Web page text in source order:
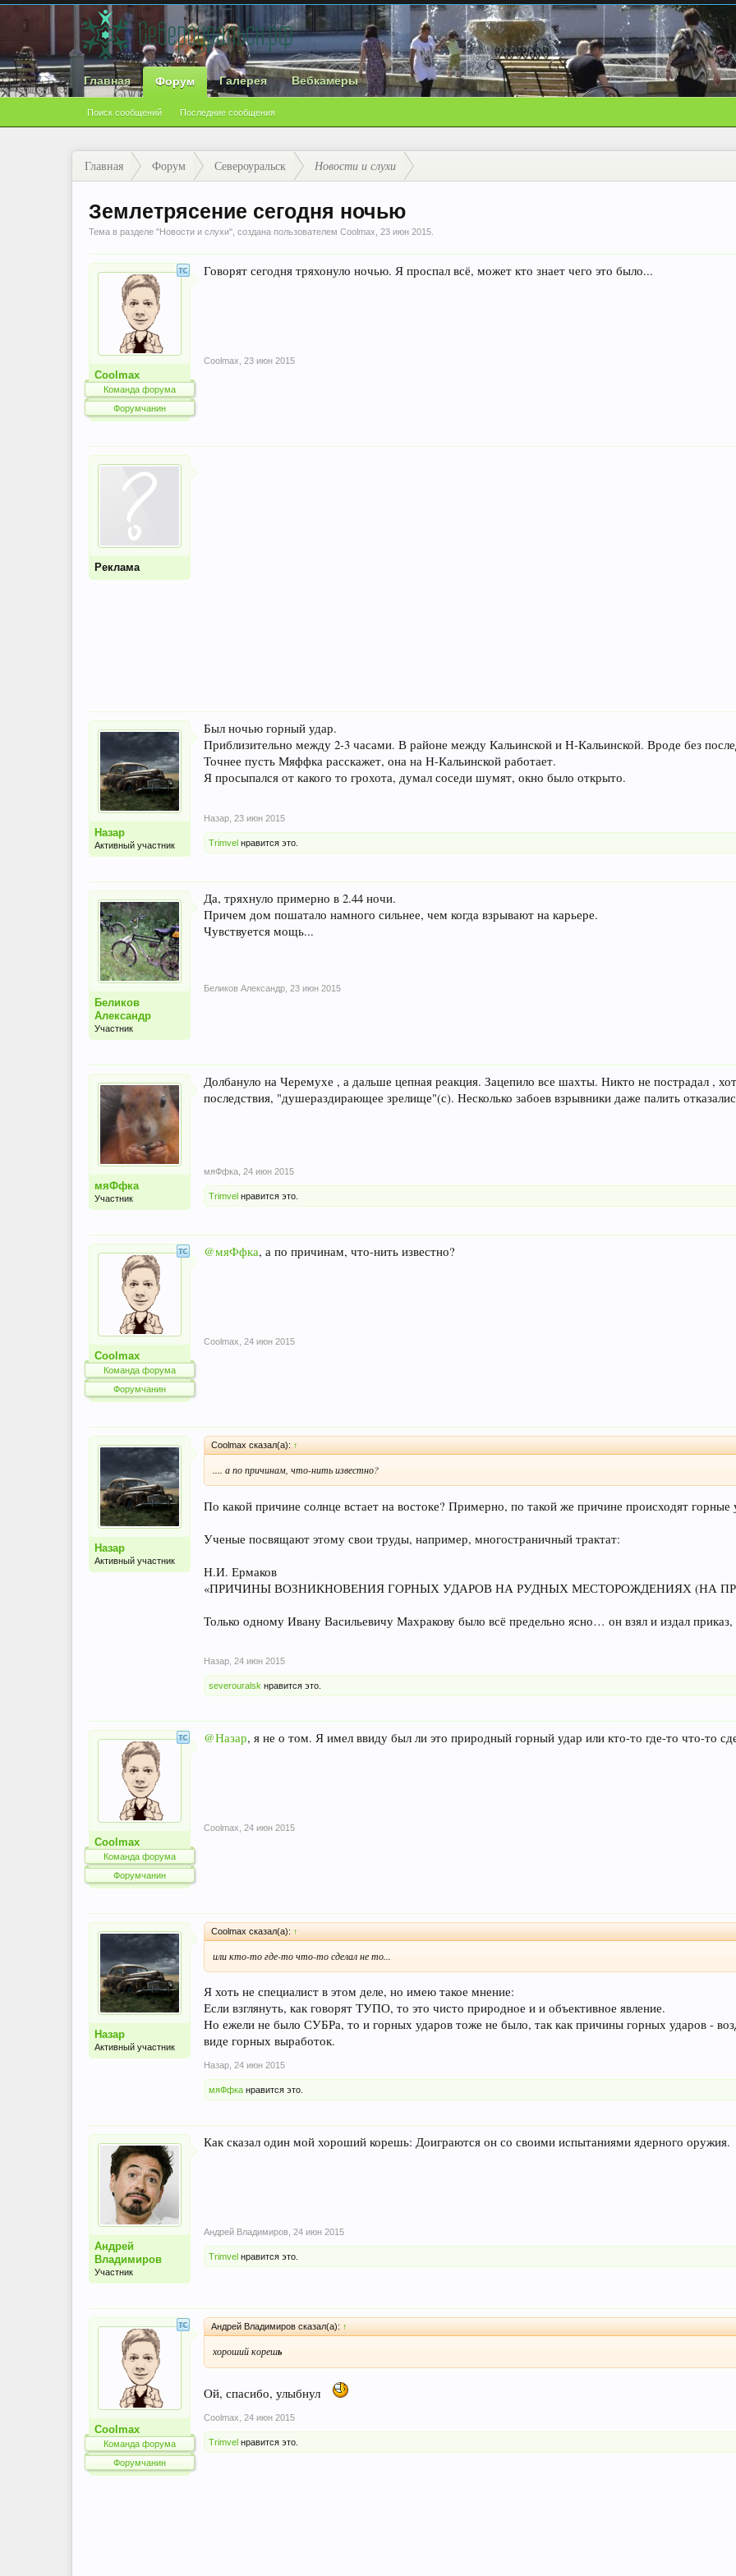
Главная Форум
Поиск сообщений Последние сообщения
Галерея Вебкамеры
Главная Форум Североуральск Новости и слухи
Землетрясение сегодня ночью
Тема в разделе "Новости и слухи", создана пользователем Coolmax 23 июн 2015
Coolmax
Команда форума
Форумчанин
Говорят сегодня тряхонуло ночью. Я проспал всё, может кто знает чего это было...
Coolmax 23 июн 2015
Реклама
Назар
Активный участник
Был ночью горный удар.
Приблизительно между 2-3 часами. В районе между Кальинской и Н-Кальинской. Вроде без
Точнее пусть Мяффка расскажет, она на Н-Кальинской работает.
Я просыпался от какого то грохота, думал соседи шумят, окно было открыто.
Назар 23 июн 2015
Trimvel нравится это.
Беликов
Александр
Участник
Да, тряхнуло примерно в 2.44 ночи.
Причем дом пошатало намного сильнее, чем когда взрывают на карьере.
Чувствуется мощь...
Беликов Александр 23 июн 2015
мяФфка
Участник
Долбануло на Черемухе , а дальше цепная реакция. Зацепило все шахты. Никто не пострадал ,
последствия, "душераздирающее зрелище"(с). Несколько забоев взрывники даже палить
мяФфка 24 июн 2015
Trimvel нравится это.
Coolmax
Команда форума
Форумчанин
@мяФфка, а по причинам, что-нить известно?
Coolmax 24 июн 2015
Назар
Активный участник
Coolmax сказал(а): ↑
.... а по причинам, что-нить известно?
По какой причине солнце встает на востоке? Примерно, по такой же причине происходят горные
Ученые посвящают этому свои труды, например, многостраничный трактат:
Н.И. Ермаков
«ПРИЧИНЫ ВОЗНИКНОВЕНИЯ ГОРНЫХ УДАРОВ НА РУДНЫХ МЕСТОРОЖДЕНИЯХ (НА
Только одному Ивану Васильевичу Махракову было всё предельно ясно… он взял и издал
Назар 24 июн 2015
severouralsk нравится это.
Coolmax
Команда форума
Форумчанин
@Назар, я не о том. Я имел ввиду был ли это природный горный удар или кто-то где-то что-то
Coolmax 24 июн 2015
Назар
Активный участник
Coolmax сказал(а): ↑
или кто-то где-то что-то сделал не то...
Я хоть не специалист в этом деле, но имею такое мнение:
Если взглянуть, как говорят ТУПО, то это чисто природное и и объективное явление.
Но ежели не было СУБРа, то и горных ударов тоже не было, так как причины горных ударов -
виде горных выработок.
Назар 24 июн 2015
мяФфка нравится это.
Андрей
Владимиров
Участник
Как сказал один мой хороший корешь: Доиграются он со своими испытаниями ядерного оружия.
Андрей Владимиров 24 июн 2015
Trimvel нравится это.
Coolmax
Команда форума
Форумчанин
Андрей Владимиров сказал(а): ↑
хороший корешь
Ой, спасибо, улыбнул
Coolmax 24 июн 2015
Trimvel нравится это.